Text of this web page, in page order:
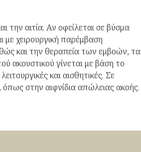
την αιτία. Αν οφείλεται σε βύσμα
με χειρουργική παρέμβαση
και την θεραπεία των εμβοών, τα
ακουστικού γίνεται με βάση το
και αισθητικές. Σε
όπως στην αιφνίδια απώλειας ακοής.